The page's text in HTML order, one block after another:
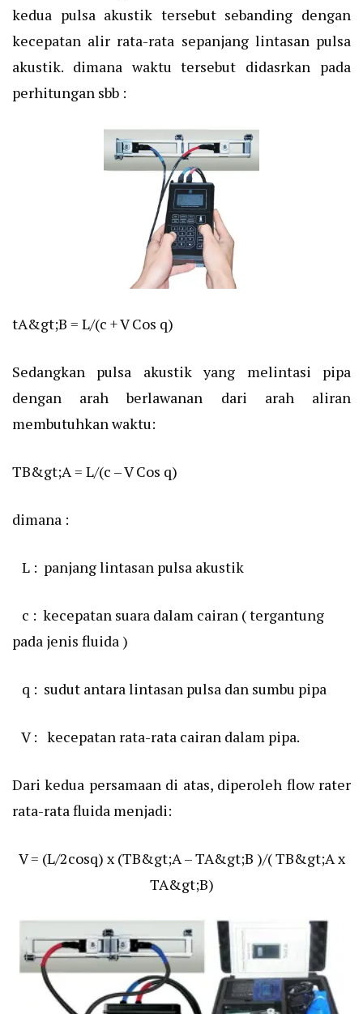
kedua pulsa akustik tersebut sebanding dengan
kecepatan alir rata-rata sepanjang lintasan pulsa
akustik. dimana waktu tersebut didasrkan pada
perhitungan sbb :
tA&gt;B = L/(c + V Cos q)
Sedangkan pulsa akustik yang melintasi pipa
dengan arah berlawanan dari arah aliran
membutuhkan waktu:
TB&gt;A = L/(c – V Cos q)
dimana :
L : panjang lintasan pulsa akustik
c : kecepatan suara dalam cairan ( tergantung
pada jenis fluida )
q : sudut antara lintasan pulsa dan sumbu pipa
V : kecepatan rata-rata cairan dalam pipa.
Dari kedua persamaan di atas, diperoleh flow rater
rata-rata fluida menjadi:
V = (L/2cosq) x (TB&gt;A – TA&gt;B )/( TB&gt;A x
TA&gt;B)